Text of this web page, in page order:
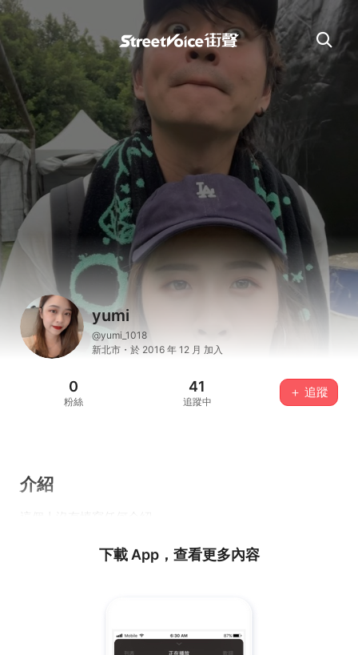
yumi
@yumi_1018
新北市・於 2016 年 12 月 加入
0
粉絲
41
追蹤中
＋ 追蹤
介紹
下載 App，查看更多內容